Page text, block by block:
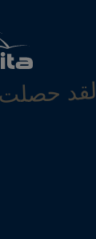
لقد